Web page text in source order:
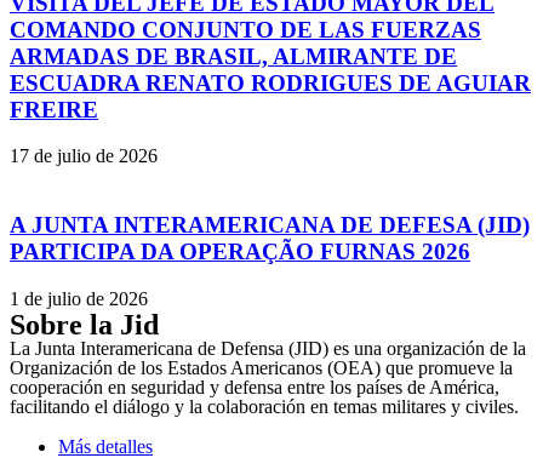
COMANDO CONJUNTO DE LAS FUERZAS
ARMADAS DE BRASIL, ALMIRANTE DE
ESCUADRA RENATO RODRIGUES DE AGUIAR
FREIRE
17 de julio de 2026
A JUNTA INTERAMERICANA DE DEFESA (JID)
PARTICIPA DA OPERAÇÃO FURNAS 2026
1 de julio de 2026
Sobre la Jid
La Junta Interamericana de Defensa (JID) es una organización de la
Organización de los Estados Americanos (OEA) que promueve la
cooperación en seguridad y defensa entre los países de América,
facilitando el diálogo y la colaboración en temas militares y civiles.
Más detalles